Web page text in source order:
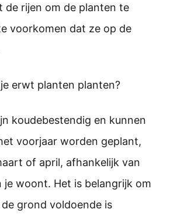
de rijen om de planten te
voorkomen dat ze op de
erwt planten planten?
koudebestendig en kunnen
voorjaar worden geplant,
of april, afhankelijk van
je woont. Het is belangrijk om
grond voldoende is